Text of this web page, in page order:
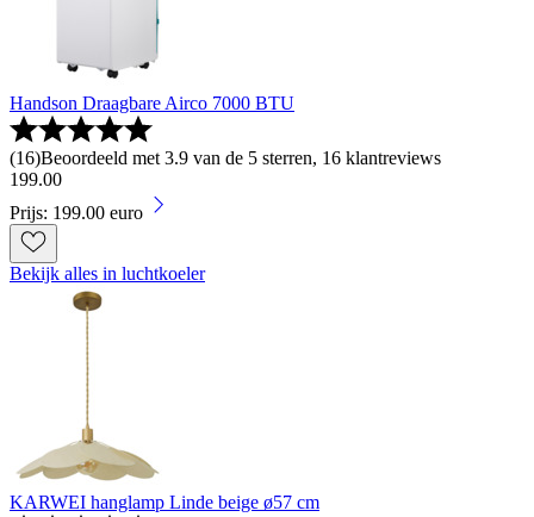
Handson Draagbare Airco 7000 BTU
(16)Beoordeeld met 3.9 van de 5 sterren, 16 klantreviews
199.00
Prijs: 199.00 euro
Bekijk alles in luchtkoeler
KARWEI hanglamp Linde beige ø57 cm